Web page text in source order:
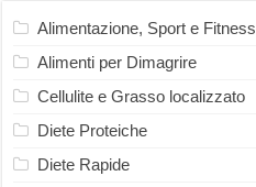
Alimentazione, Sport e Fitness
Alimenti per Dimagrire
Cellulite e Grasso localizzato
Diete Proteiche
Diete Rapide